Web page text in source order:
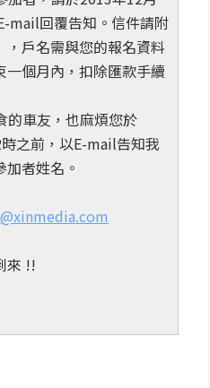
mail回覆告知。信件請附
戶名需與您的報名資料
個月內，扣除匯款手續
的車友，也麻煩您於
之前，以E-mail告知我
者姓名。
來 !!